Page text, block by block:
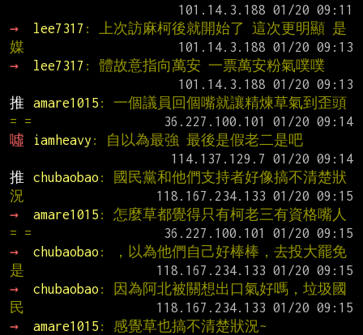
→
lee7317 : 上次訪麻柯後就開始了 這次更明顯 是
媒
→
lee7317 : 體故意指向萬安 一票萬安粉氣噗噗
推
amare1015 : 一個議員回個嘴就讓精煉草氣到歪頭
= =
噓
iamheavy : 自以為最強 最後是假老二是吧
推
chubaobao : 國民黨和他們支持者好像搞不清楚狀
況
→
amare1015 : 怎麼草都覺得只有柯老三有資格嘴人
= =
→
chubaobao : ，以為他們自己好棒棒，去投大罷免
是
→
chubaobao : 因為阿北被關想出口氣好嗎，垃圾國
民
→
amare1015 : 感覺草也搞不清楚狀況~